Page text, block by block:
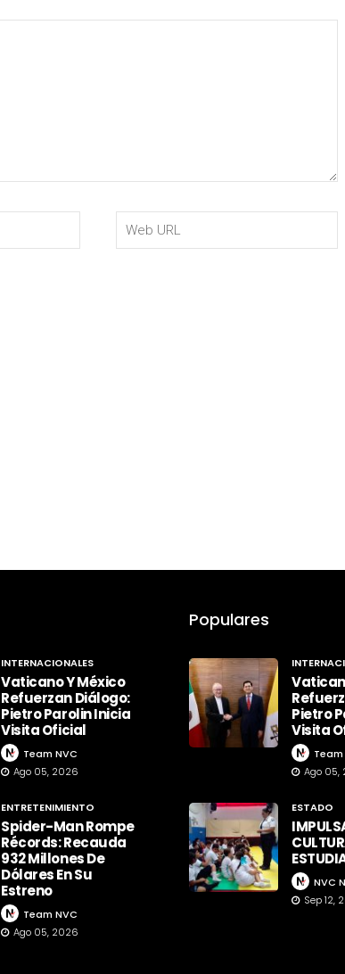
INTERNACIONALES
Vaticano Y México
Refuerzan Diálogo:
Pietro Parolin Inicia
Visita Oficial
Team NVC
Ago 05, 2026
ENTRETENIMIENTO
Spider-Man Rompe
Récords: Recauda
932 Millones De
Dólares En Su
Estreno
Team NVC
Ago 05, 2026
Populares
Pietro
Visita
Team
Ago 05,
ESTADO
NVC
Sep 12,